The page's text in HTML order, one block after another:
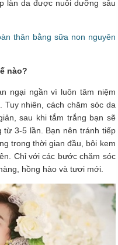
làn da được nuôi dưỡng sâu
thân bằng sữa non nguyên
nào?
ngại ngần vì luôn tâm niệm
nhiên, cách chăm sóc da
sau khi tắm trắng bạn sẽ
3-5 lần. Bạn nên tránh tiếp
trong thời gian đầu, bôi kem
Chỉ với các bước chăm sóc
hồng hào và tươi mới.